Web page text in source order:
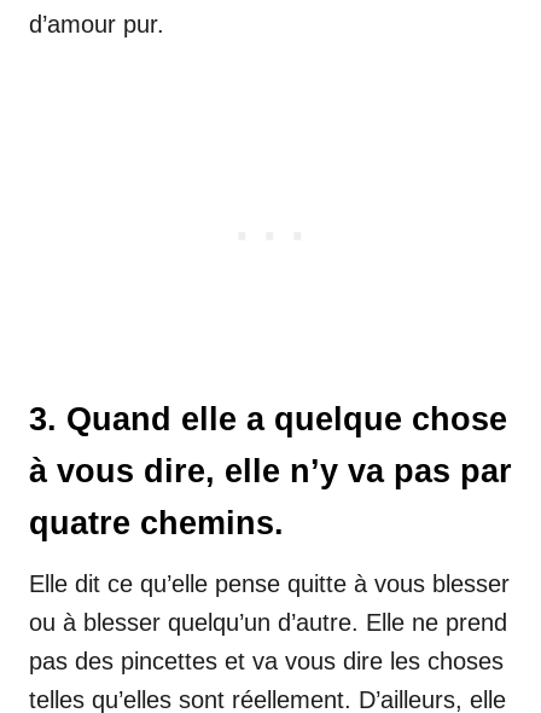
d’amour pur.
3. Quand elle a quelque chose
à vous dire, elle n’y va pas par
quatre chemins.
Elle dit ce qu’elle pense quitte à vous blesser
ou à blesser quelqu’un d’autre. Elle ne prend
pas des pincettes et va vous dire les choses
telles qu’elles sont réellement. D’ailleurs, elle